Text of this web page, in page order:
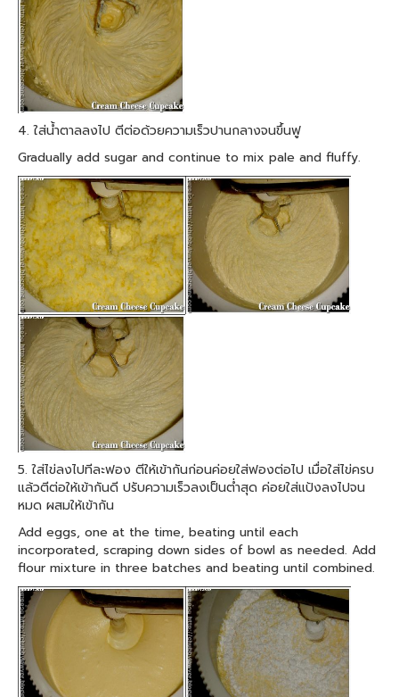
4. ใส่น้ำตาลลงไป ตีต่อด้วยความเร็วปานกลางจนขึ้นฟู
Gradually add sugar and continue to mix pale and fluffy.
5. ใส่ไข่ลงไปทีละฟอง ตีให้เข้ากันก่อนค่อยใส่ฟองต่อไป เมื่อใส่ไข่ครบ
แล้วตีต่อให้เข้ากันดี ปรับความเร็วลงเป็นต่ำสุด ค่อยใส่แป้งลงไปจน
หมด ผสมให้เข้ากัน
Add eggs, one at the time, beating until each
incorporated, scraping down sides of bowl as needed. Add
flour mixture in three batches and beating until combined.